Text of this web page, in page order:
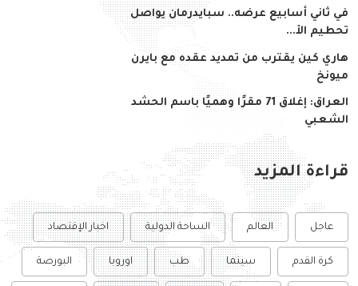
في ثاني أسابيع عرضه.. سبايدرمان يواصل
تحطيم الأ...
هاري كين يقترب من تمديد عقده مع بايرن
ميونخ
العراق: إغلاق 71 مقرًا وهميًا باسم الحشد
الشعبي
قراءة المزيد
عاجل العالم الساحة الدولية اخبار الإقتصاد
كرة القدم سينما طب اوروبا البورصة